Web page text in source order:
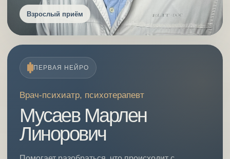
Взрослый приём
ПЕРВАЯ НЕЙРО
Врач-психиатр, психотерапевт
Мусаев Марлен
Линорович